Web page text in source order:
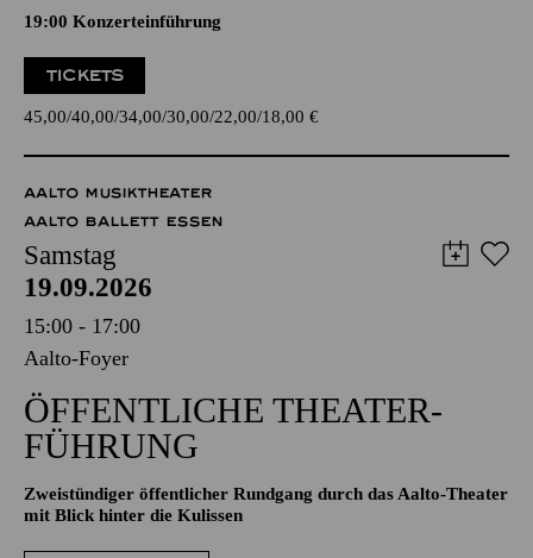
19:00 Konzerteinführung
TICKETS
45,00 40,00 34,00 30,00 22,00 18,00 €
AALTO MUSIKTHEATER
AALTO BALLETT ESSEN
Samstag
19.09.2026
15:00 - 17:00
Aalto-Foyer
ÖFFENTLICHE THEATER­
FÜHRUNG
Zweistündiger öffentlicher Rundgang durch das Aalto-Theater
mit Blick hinter die Kulissen